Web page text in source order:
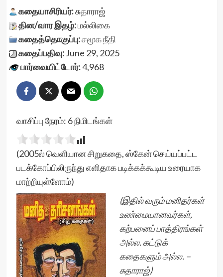
கதையாசிரியர்:சுதாராஜ்
தின/வார இதழ்:மல்லிகை
கதைத்தொகுப்பு:சமூக நீதி
கதைப்பதிவு:June 29, 2025
பார்வையிட்டோர்:4,968
வாசிப்பு நேரம்: 6நிமிடங்கள்
(2005ல் வெளியான சிறுகதை, ஸ்கேன் செய்யப்பட்ட
படக்கோப்பிலிருந்து எளிதாக படிக்கக்கூடிய உரையாக
மாற்றியுள்ளோம்)
(இதில் வரும் மனிதர்கள்
உண்மையானவர்கள்,
கற்பனைப் பாத்திரங்கள்
அல்ல. கட்டுக்
கதைகளும் அல்ல. –
சுதாராஜ்)